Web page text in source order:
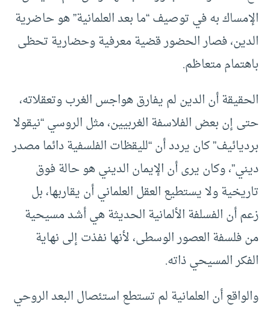
الإمساك به في توصيف “ما بعد العلمانية” هو حاضرية
الدين، فصار الحضور قضية معرفية وحضارية تحظى
باهتمام متعاظم.
الحقيقة أن الدين لم يفارق هواجس الغرب وتعقلاته،
حتى إن بعض الفلاسفة الغربيين، مثل الروسي “نيقولا
برديائيف” كان يردد أن “لليقظات الفلسفية دائما مصدر
ديني”، وكان يرى أن الإيمان الديني هو حالة فوق
تاريخية ولا يستطيع العقل العلماني أن يقاربها، بل
زعم أن الفسلفة الألمانية الحديثة هي أشد مسيحية
من فلسفة العصور الوسطى، لأنها نفذت إلى نهاية
الفكر المسيحي ذاته.
والواقع أن العلمانية لم تستطع استئصال البعد الروحي